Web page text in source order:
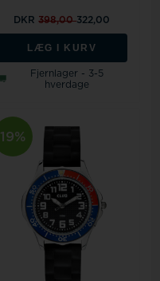
DKR398,00322,00
LÆG I KURV
Fjernlager - 3-5
hverdage
19%